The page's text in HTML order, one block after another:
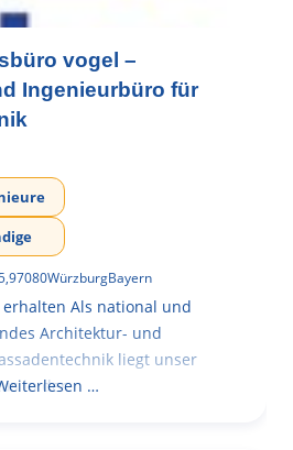
vogel –
Ingenieurbüro für
,97080WürzburgBayern
Als national und
Architektur- und
liegt unser
in der
…